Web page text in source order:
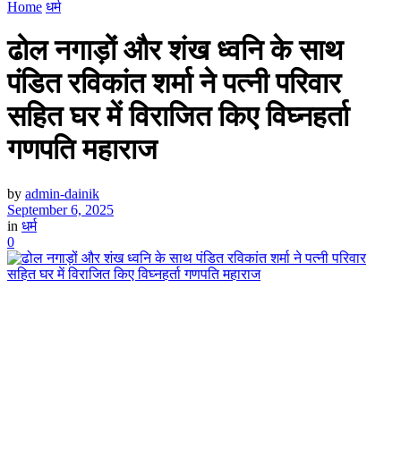
Home धर्म
ढोल नगाड़ों और शंख ध्वनि के साथ
पंडित रविकांत शर्मा ने पत्नी परिवार
सहित घर में विराजित किए विघ्नहर्ता
गणपति महाराज
by admin-dainik
September 6, 2025
in धर्म
0